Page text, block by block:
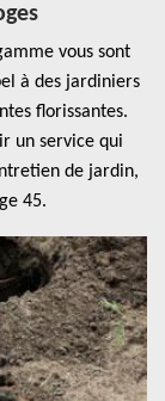
vous sont
à des jardiniers
florissantes.
un service qui
de jardin,
45.